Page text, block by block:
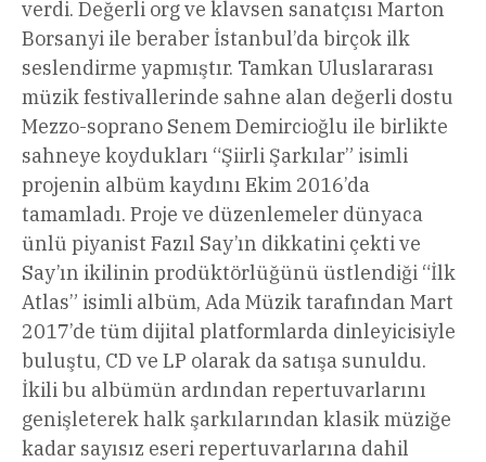
verdi. Değerli org ve klavsen sanatçısı Marton
Borsanyi ile beraber İstanbul’da birçok ilk
seslendirme yapmıştır. Tamkan Uluslararası
müzik festivallerinde sahne alan değerli dostu
Mezzo-soprano Senem Demircioğlu ile birlikte
sahneye koydukları “Şiirli Şarkılar” isimli
projenin albüm kaydını Ekim 2016’da
tamamladı. Proje ve düzenlemeler dünyaca
ünlü piyanist Fazıl Say’ın dikkatini çekti ve
Say’ın ikilinin prodüktörlüğünü üstlendiği “İlk
Atlas” isimli albüm, Ada Müzik tarafından Mart
2017’de tüm dijital platformlarda dinleyicisiyle
buluştu, CD ve LP olarak da satışa sunuldu.
İkili bu albümün ardından repertuvarlarını
genişleterek halk şarkılarından klasik müziğe
kadar sayısız eseri repertuvarlarına dahil